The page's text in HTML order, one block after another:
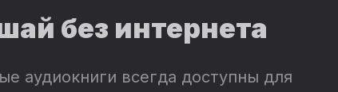
без интернета
аудиокниги всегда доступны для